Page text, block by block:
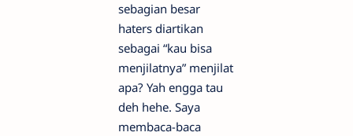
sebagian besar
haters diartikan
sebagai “kau bisa
menjilatnya” menjilat
apa? Yah engga tau
deh hehe. Saya
membaca-baca